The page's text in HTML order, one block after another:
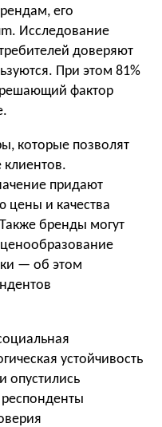
его
Исследование
доверяют
При этом 81%
фактор
которые позволят
придают
цены и качества
бренды могут
— об этом
устойчивость
опустились